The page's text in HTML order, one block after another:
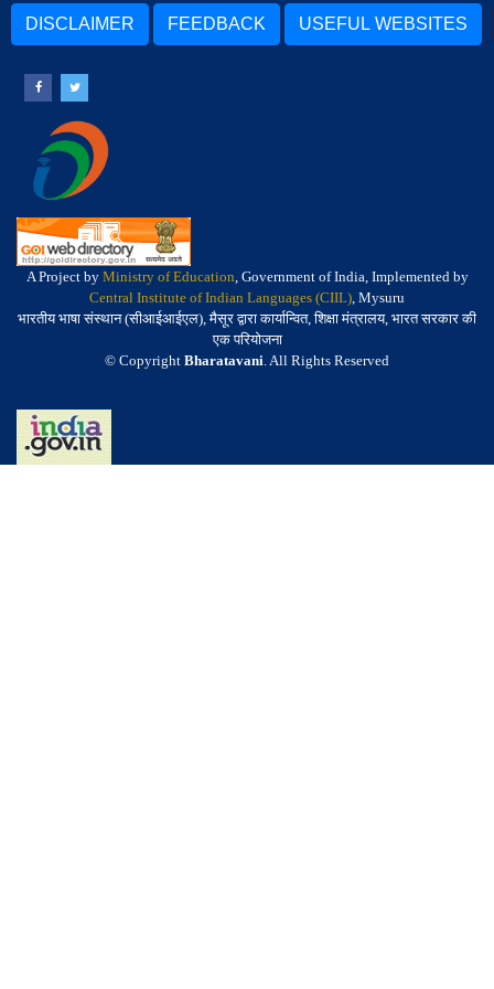
DISCLAIMER FEEDBACK USEFUL WEBSITES
A Project by Ministry of Education, Government of India, Implemented by
Central Institute of Indian Languages (CIIL), Mysuru
भारतीय भाषा संस्थान (सीआईआईएल), मैसूर द्वारा कार्यान्वित, शिक्षा मंत्रालय, भारत सरकार की
एक परियोजना
© Copyright Bharatavani. All Rights Reserved